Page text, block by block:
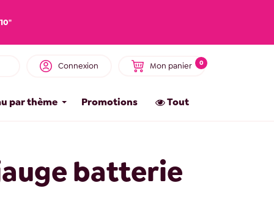
Connexion Mon panier 0
Tout
Promotions
par thème
batterie